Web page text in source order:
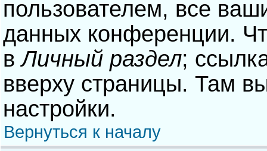
пользователем, все
данных конференции.
вЛичный раздел;
вверху страницы. Там
настройки.
Вернуться к началу